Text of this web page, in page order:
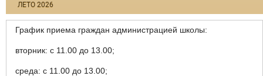
ЛЕТО 2026
График приема граждан администрацией школы:
вторник: с 11.00 до 13.00;
среда: с 11.00 до 13.00;